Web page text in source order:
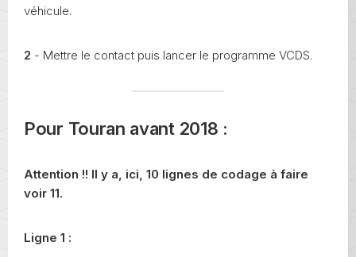
véhicule.
2 - Mettre le contact puis lancer le programme VCDS.
Pour Touran avant 2018 :
Attention !! Il y a, ici, 10 lignes de codage à faire
voir 11.
Ligne 1 :